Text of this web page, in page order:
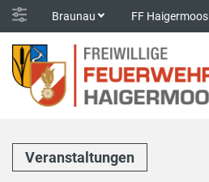
Braunau FF Haigermoos
Veranstaltungen